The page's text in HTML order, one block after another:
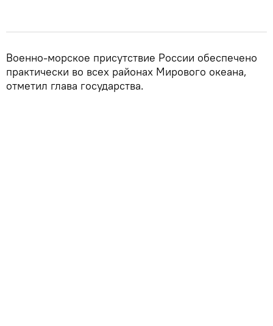
Военно-морское присутствие России обеспечено
практически во всех районах Мирового океана,
отметил глава государства.